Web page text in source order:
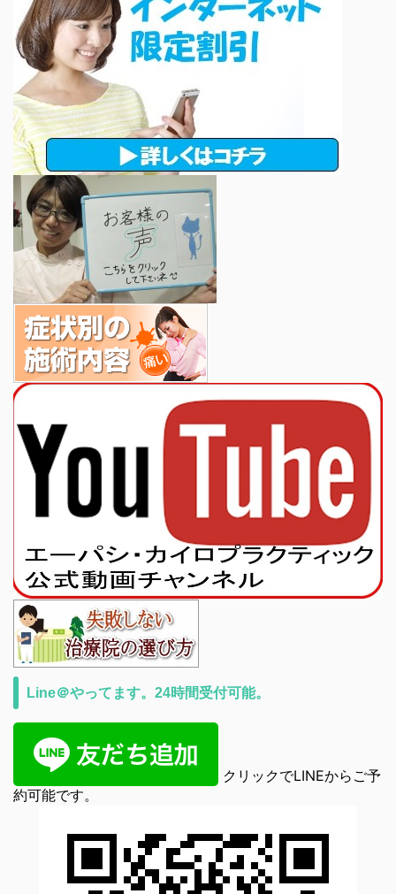
Line＠やってます。24時間受付可能。
クリックでLINEからご予
約可能です。